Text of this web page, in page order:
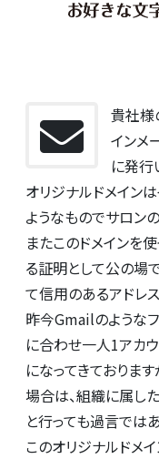
貴社様
インメ
に発行
オリジナルドメイン
ようなものでサロン
またこのドメインを
る証明として公の場
て信用のあるアドレス
昨今Gmailのような
に合わせ一人1アカ
になってきておりま
場合は、組織に属し
と行っても過言では
このオリジナルドメ